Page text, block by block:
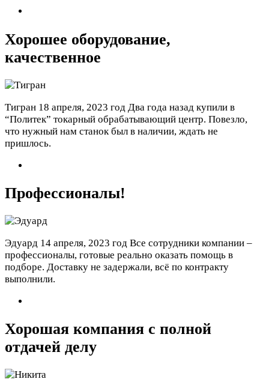
Хорошее оборудование,
качественное
Тигран 18 апреля, 2023 год Два года назад купили в
“Политек” токарный обрабатывающий центр. Повезло,
что нужный нам станок был в наличии, ждать не
пришлось.
Профессионалы!
Эдуард 14 апреля, 2023 год Все сотрудники компании –
профессионалы, готовые реально оказать помощь в
подборе. Доставку не задержали, всё по контракту
выполнили.
Хорошая компания с полной
отдачей делу